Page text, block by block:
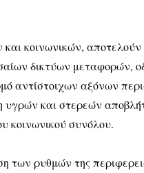
κοινωνικών, αποτελούν
δικτύων μεταφορών,
αντίστοιχων αξόνων
υγρών και στερεών
κοινωνικού συνόλου.
των ρυθμών της